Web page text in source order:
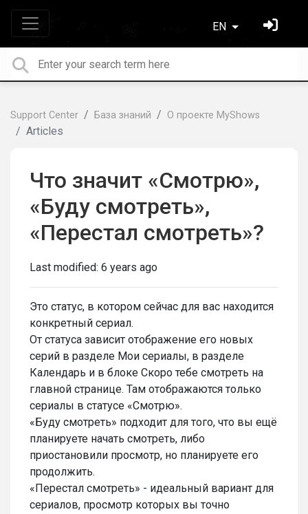
EN
Support Center База знаний О проекте MyShows
Articles
Что значит «Смотрю»,
«Буду смотреть»,
«Перестал смотреть»?
Last modified: 6 years ago
Это статус, в котором сейчас для вас находится
конкретный сериал.
От статуса зависит отображение его новых
серий в разделе Мои сериалы, в разделе
Календарь и в блоке Скоро тебе смотреть на
главной странице. Там отображаются только
сериалы в статусе «Смотрю».
«Буду смотреть» подходит для того, что вы ещё
планируете начать смотреть, либо
приостановили просмотр, но планируете его
продолжить.
«Перестал смотреть» - идеальный вариант для
сериалов, просмотр которых вы точно